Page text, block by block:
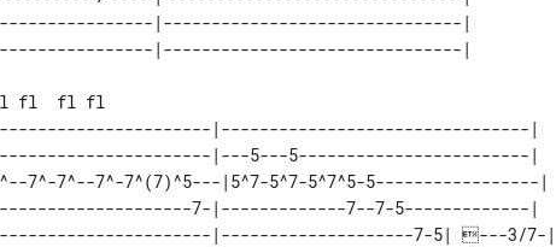
|-------------------------------|
fl  fl fl
|--------------------------------|
|---5---5------------------------|
7^-7^--7^-7^(7)^5---|5^7-5^7-5^7^5-5-----------------|
7-|-------------7--7-5-------------|
|--------------------7-5| ---3/7-|